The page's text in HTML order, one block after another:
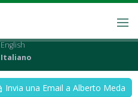
Italiano
Invia una Email a Alberto Meda